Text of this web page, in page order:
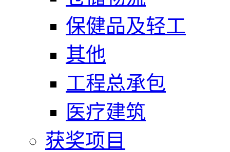
保健品及轻工
其他
工程总承包
医疗建筑
获奖项目